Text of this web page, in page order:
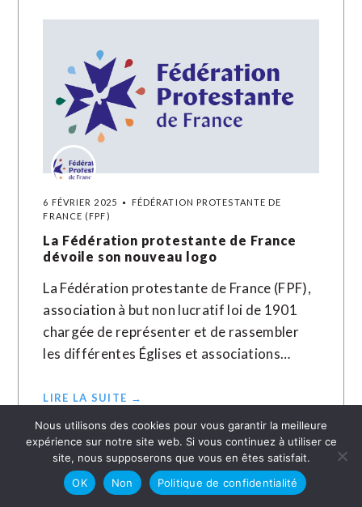
6 FÉVRIER 2025
FÉDÉRATION PROTESTANTE DE
FRANCE (FPF)
La Fédération protestante de France
dévoile son nouveau logo
La Fédération protestante de France (FPF),
association à but non lucratif loi de 1901
chargée de représenter et de rassembler
les différentes Églises et associations…
LIRE LA SUITE →
Nous utilisons des cookies pour vous garantir la meilleure
expérience sur notre site web. Si vous continuez à utiliser ce
site, nous supposerons que vous en êtes satisfait.
OK
Non Politique de confidentialité